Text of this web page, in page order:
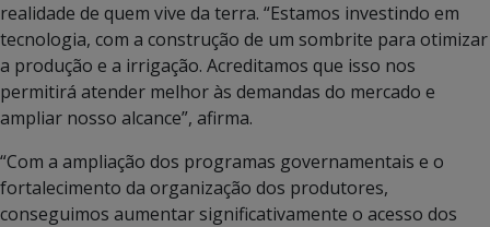
realidade de quem vive da terra. “Estamos investindo em
tecnologia, com a construção de um sombrite para otimizar
a produção e a irrigação. Acreditamos que isso nos
permitirá atender melhor às demandas do mercado e
ampliar nosso alcance”, afirma.
“Com a ampliação dos programas governamentais e o
fortalecimento da organização dos produtores,
conseguimos aumentar significativamente o acesso dos